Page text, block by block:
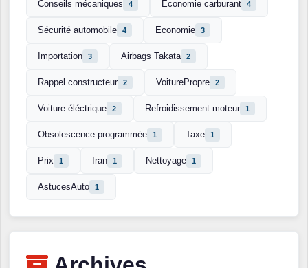
Conseils mécaniques 4 Économie carburant 4
Sécurité automobile 4 Economie 3
Importation 3 Airbags Takata 2
Rappel constructeur 2 VoiturePropre 2
Voiture éléctrique 2 Refroidissement moteur 1
Obsolescence programmée 1 Taxe 1
Prix 1 Iran 1 Nettoyage 1
AstucesAuto 1